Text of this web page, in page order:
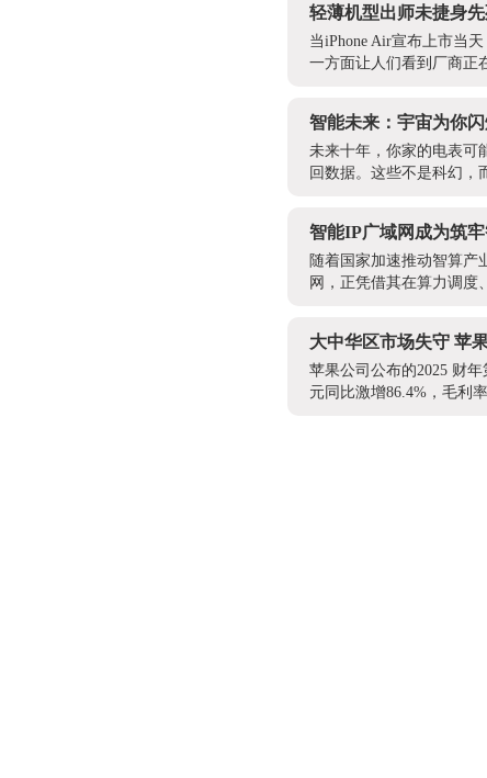
轻薄机型出师未捷身
当iPhone Air宣布上市当
一方面让人们看到厂商正
智能未来：宇宙为你
未来十年，你家的电表可
回数据。这些不是科幻，
智能IP广域网成为筑
随着国家加速推动智算产
网，正凭借其在算力调度
大中华区市场失守 苹
苹果公司公布的2025 财
元同比激增86.4%，毛利